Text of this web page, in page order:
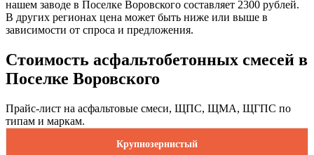
нашем заводе в Поселке Воровского составляет 2300 рублей.
В других регионах цена может быть ниже или выше в
зависимости от спроса и предложения.
Стоимость асфальтобетонных смесей в
Поселке Воровского
Прайс-лист на асфальтовые смеси, ЩПС, ЩМА, ЩГПС по
типам и маркам.
Крупнозернистый